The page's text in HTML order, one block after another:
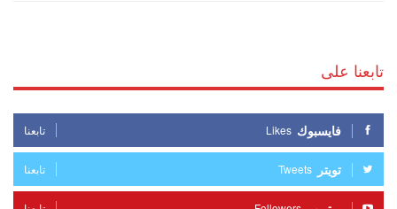
تابعنا على
فايسبوك Likes تابعنا
تويتر Tweets تابعنا